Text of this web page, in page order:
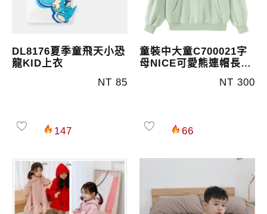
DL8176夏季童飛天小恐
龍KID上衣
NT 85
147
童裝中大童C700021字
母NICE可愛熊連帽長版
NT 300
66